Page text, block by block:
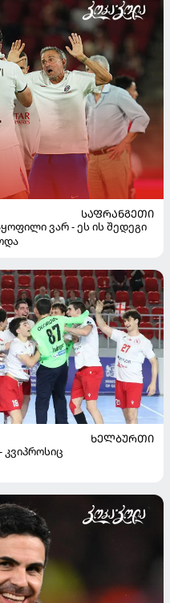
ᲡᲐᲤᲠᲐᲜᲒᲔᲗᲘ
ვარ - ეს ის შედეგი
ᲮᲔᲚᲑᲣᲠᲗᲘ
კვიპროსიც